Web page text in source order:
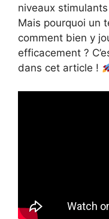
niveaux
Mais pourquoi un
comment bien y
efficacement ?
dans cet article !